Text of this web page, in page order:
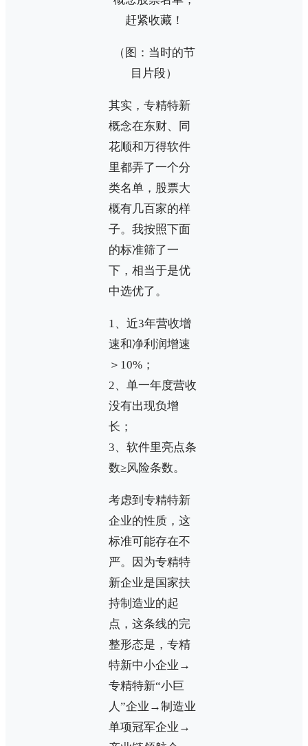
（图：当时的节
目片段）
其实，专精特新
概念在东财、同
花顺和万得软件
里都弄了一个分
类名单，股票大
概有几百家的样
子。我按照下面
的标准筛了一
下，相当于是优
中选优了。
1、近3年营收增
速和净利润增速
＞10%；
2、单一年度营收
没有出现负增
长；
3、软件里亮点条
数≥风险条数。
考虑到专精特新
企业的性质，这
标准可能存在不
严。因为专精特
新企业是国家扶
持制造业的起
点，这条线的完
整形态是，专精
特新中小企业→
专精特新“小巨
人”企业→制造业
单项冠军企业→